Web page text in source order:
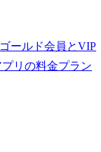
ールド会員とVIP
リの料金プラン